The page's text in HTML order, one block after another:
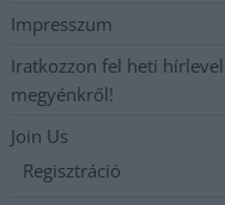
Impresszum
Iratkozzon fel heti
megyénkről!
Join Us
Regisztráció